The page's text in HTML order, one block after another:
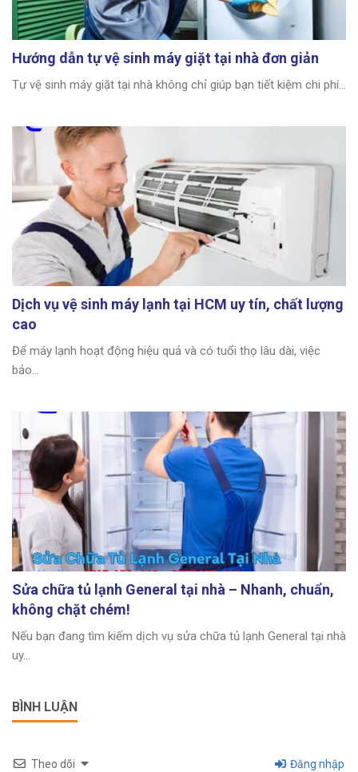
Hướng dẫn tự vệ sinh máy giặt tại nhà đơn giản
Tự vệ sinh máy giặt tại nhà không chỉ giúp bạn tiết kiệm chi phí...
Dịch vụ vệ sinh máy lạnh tại HCM uy tín, chất lượng
cao
Để máy lạnh hoạt động hiệu quả và có tuổi thọ lâu dài, việc
bảo...
Sửa chữa tủ lạnh General tại nhà – Nhanh, chuẩn,
không chặt chém!
Nếu bạn đang tìm kiếm dịch vụ sửa chữa tủ lạnh General tại nhà
uy...
BÌNH LUẬN
Theo dõi Đăng nhập